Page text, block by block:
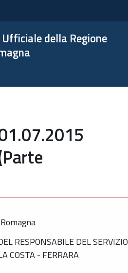
della Regione
RESPONSABILE DEL
COSTA - FERRARA